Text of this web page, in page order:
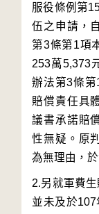
服役條例第
伍之申請，
第3條第1項
253萬5,373
辦法第3條
賠償責任具
議書承諾賠
性無疑。原
2.另就軍費
並未及於